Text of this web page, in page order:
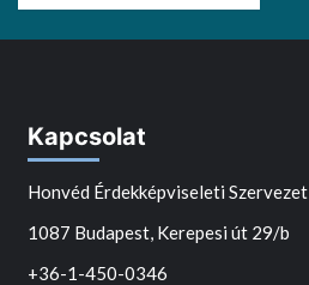
Kapcsolat
Honvéd Érdekképviseleti Szervezet
1087 Budapest, Kerepesi út 29/b
+36-1-450-0346